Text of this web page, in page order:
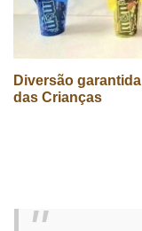
Diversão
das Crianças